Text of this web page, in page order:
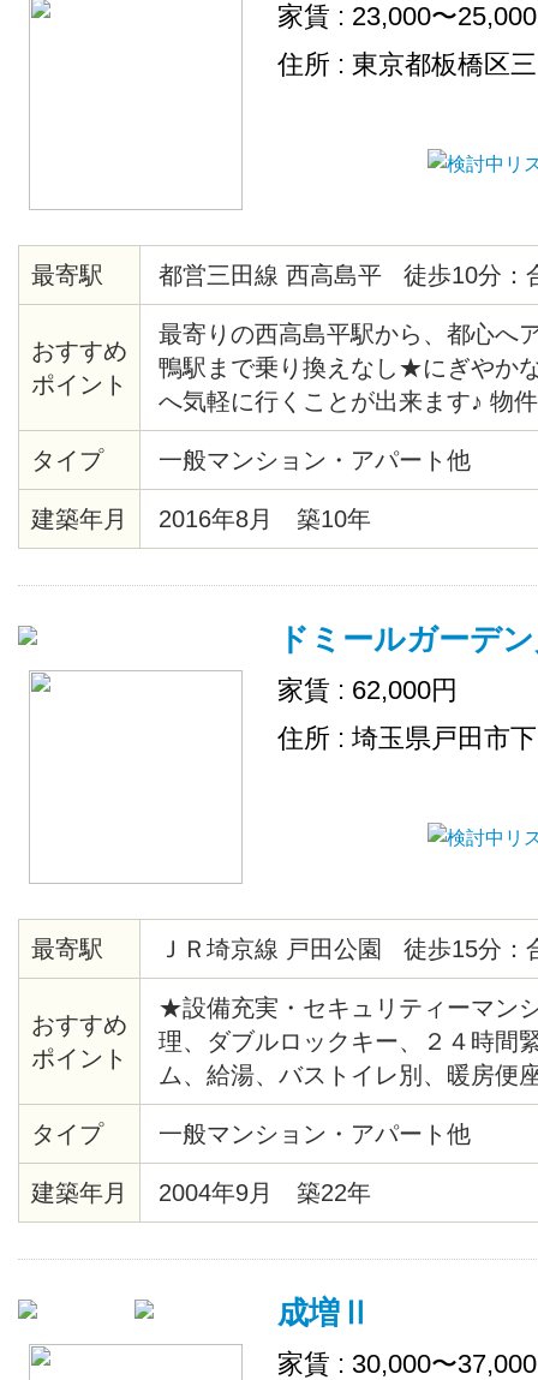
家賃 : 23,000〜
住所 : 東京都板橋区
最寄駅 都営三田線 西高島平 徒歩10分：
おすすめ
ポイント
最寄りの西高島平駅から、都心へ
鴨駅まで乗り換えなし★にぎやか
へ気軽に行くことが出来ます♪ 物
で、静かで住みやすく、女性1人
こちらの物件は、各居室がシンプ
壁紙になっています☆ トイレット
剤などの消耗品はスタッフが補充
タイプ 一般マンション・アパート他
建築年月 2016年8月 築10年
ドミールガーデ
家賃 : 62,000円
住所 : 埼玉県戸田市
最寄駅 ＪＲ埼京線 戸田公園 徒歩15分：
おすすめ
ポイント
★設備充実・セキュリティーマ
理、ダブルロックキー、２４時間
ム、給湯、バストイレ別、暖房便
クッションフロア、各居室照明、
ル、クローゼット、シューズボッ
ン、ゴミ置場、駐輪場、地上デジ
ＴＶ（CATV会社名 ：埼玉ケーブ
タイプ 一般マンション・アパート他
建築年月 2004年9月 築22年
成増Ⅱ
家賃 : 30,000〜